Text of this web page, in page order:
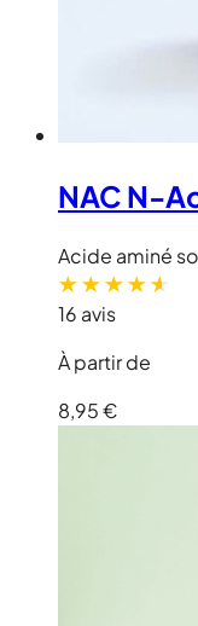
NAC N-
Acide aminé
16 avis
À partir de
8,95 €